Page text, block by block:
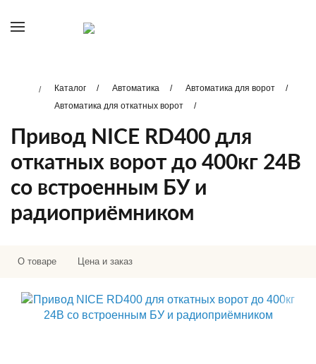
Каталог Автоматика
Автоматика для ворот
Автоматика для откатных ворот
Привод NICE RD400 для
откатных ворот до 400кг 24В
со встроенным БУ и
радиоприёмником
О товаре Цена и заказ